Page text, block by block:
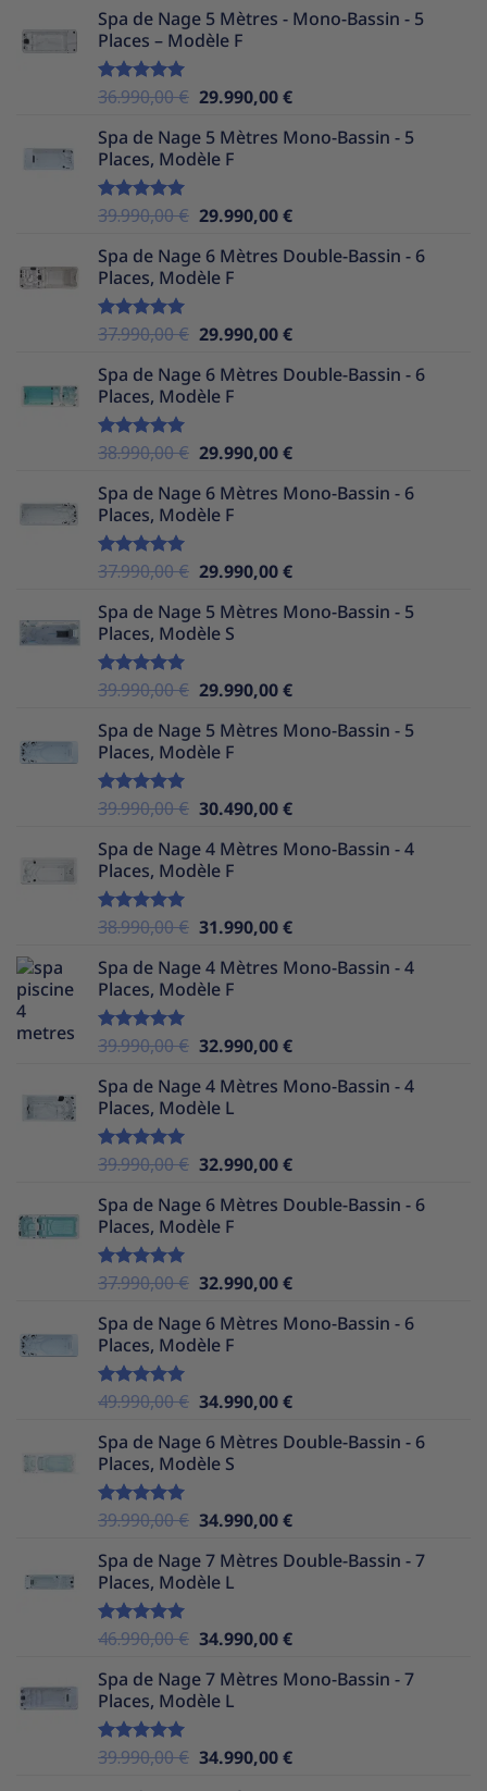
initial
était :
actuel
Spa de Nage 5 Mètres - Mono-Bassin - 5
Places – Modèle F
Note5.00
36.990,00€ Le
initial
était :
29.990,00€Le
actuel
Spa de Nage 5 Mètres Mono-Bassin - 5
Places, Modèle F
Note5.00
39.990,00€ Le
initial
était :
29.990,00€Le
actuel
Spa de Nage 6 Mètres Double-Bassin - 6
Places, Modèle F
Note5.00
37.990,00€ Le
initial
était :
29.990,00€Le
actuel
Spa de Nage 6 Mètres Double-Bassin - 6
Places, Modèle F
Note5.00
38.990,00€ Le
initial
était :
29.990,00€Le
actuel
Spa de Nage 6 Mètres Mono-Bassin - 6
Places, Modèle F
Note5.00
37.990,00€ Le
initial
était :
29.990,00€Le
actuel
Spa de Nage 5 Mètres Mono-Bassin - 5
Places, Modèle S
Note5.00
39.990,00€ Le
initial
était :
29.990,00€Le
actuel
Spa de Nage 5 Mètres Mono-Bassin - 5
Places, Modèle F
Note5.00
39.990,00€ Le
initial
était :
30.490,00€Le
actuel
Spa de Nage 4 Mètres Mono-Bassin - 4
Places, Modèle F
Note5.00
38.990,00€ Le
initial
était :
31.990,00€Le
actuel
Spa de Nage 4 Mètres Mono-Bassin - 4
Places, Modèle F
Note5.00
39.990,00€ Le
initial
était :
32.990,00€Le
actuel
Spa de Nage 4 Mètres Mono-Bassin - 4
Places, Modèle L
Note5.00
39.990,00€ Le
initial
était :
32.990,00€Le
actuel
Spa de Nage 6 Mètres Double-Bassin - 6
Places, Modèle F
Note5.00
37.990,00€ Le
initial
était :
32.990,00€Le
actuel
Spa de Nage 6 Mètres Mono-Bassin - 6
Places, Modèle F
Note5.00
49.990,00€ Le
initial
était :
34.990,00€Le
actuel
Spa de Nage 6 Mètres Double-Bassin - 6
Places, Modèle S
Note5.00
39.990,00€ Le
initial
était :
34.990,00€Le
actuel
Spa de Nage 7 Mètres Double-Bassin - 7
Places, Modèle L
Note5.00
46.990,00€ Le
initial
était :
34.990,00€Le
actuel
Spa de Nage 7 Mètres Mono-Bassin - 7
Places, Modèle L
Note5.00
39.990,00€ Le
34.990,00€Le